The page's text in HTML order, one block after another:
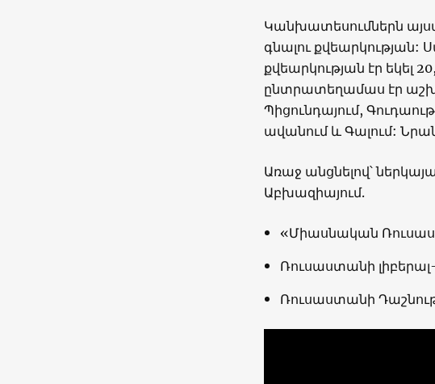
Կանխատեսումներն
գնալու քվեարկության:
քվեարկության էր եկել
ընտրատեղամաս էր
Պիցունդայում,
ավանում և Գալում:
Առաջ անցնելով՝
Աբխազիայում.
«Միասնական
Ռուսաստանի
Ռուսաստանի